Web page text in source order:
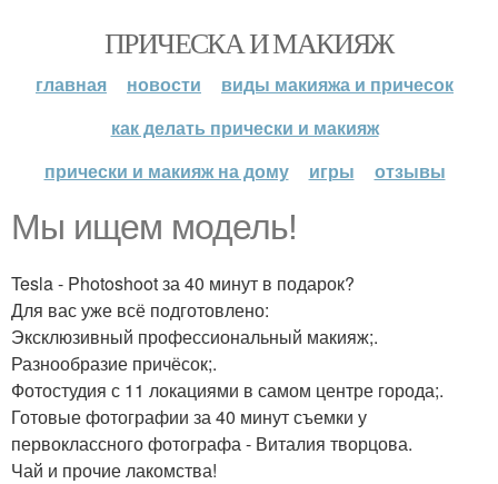
ПРИЧЕСКА И МАКИЯЖ
главная новости
виды макияжа и причесок
как делать прически и макияж
прически и макияж на дому
игры отзывы
Мы ищем модель!
Tesla - Photoshoot за 40 минут в подарок?
Для вас уже всё подготовлено:
Эксклюзивный профессиональный макияж;.
Разнообразие причёсок;.
Фотостудия с 11 локациями в самом центре города;.
Готовые фотографии за 40 минут съемки у
первоклассного фотографа - Виталия творцова.
Чай и прочие лакомства!